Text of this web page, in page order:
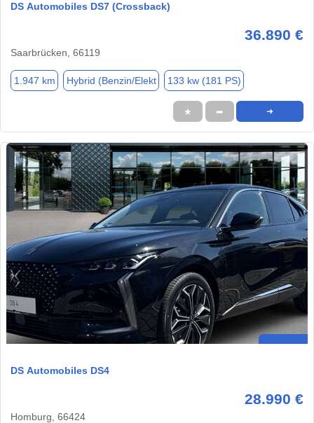
DS Automobiles DS7 (Crossback)
36.890 €
Saarbrücken, 66119
1.947 km Hybrid (Benzin/Elekt 133 kw (181 PS)
★ ➦ ➜
DS Automobiles DS4
28.990 €
Homburg, 66424